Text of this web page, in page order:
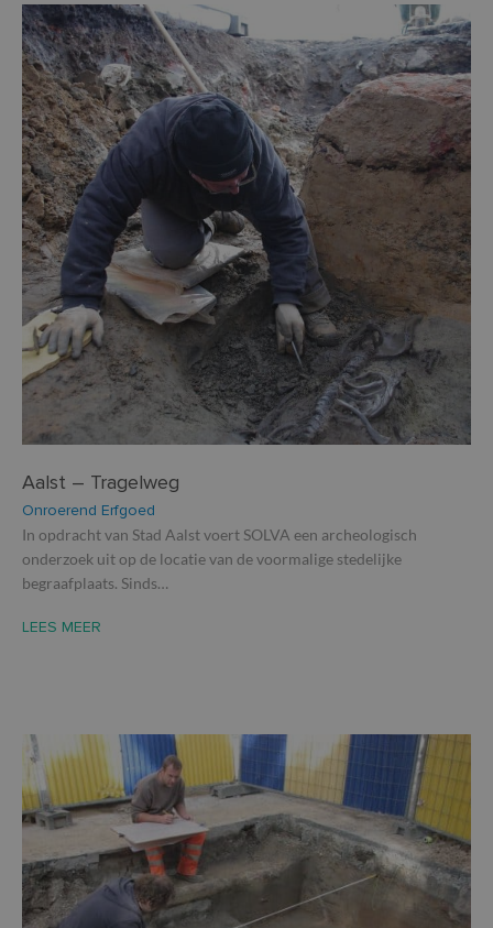
Aalst – Tragelweg
Onroerend Erfgoed
In opdracht van Stad Aalst voert SOLVA een archeologisch
onderzoek uit op de locatie van de voormalige stedelijke
begraafplaats. Sinds…
LEES MEER